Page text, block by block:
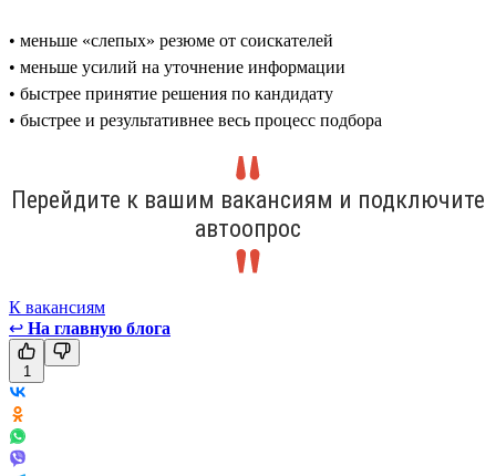
• меньше «слепых» резюме от соискателей
• меньше усилий на уточнение информации
• быстрее принятие решения по кандидату
• быстрее и результативнее весь процесс подбора
Перейдите к вашим вакансиям и подключите
автоопрос
К вакансиям
↩ На главную блога
1